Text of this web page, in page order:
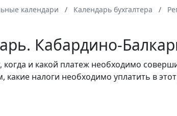
календари Календарь бухгалтера
Кабардино-
когда и какой платеж необходимо
какие налоги необходимо уплатить в